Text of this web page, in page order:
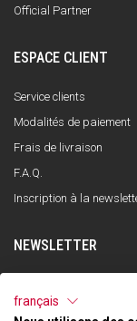
Official Partner
ESPACE CLIENT
Service clients
Modalités de paiement
Frais de livraison
F.A.Q.
Inscription à la
NEWSLETTER
français